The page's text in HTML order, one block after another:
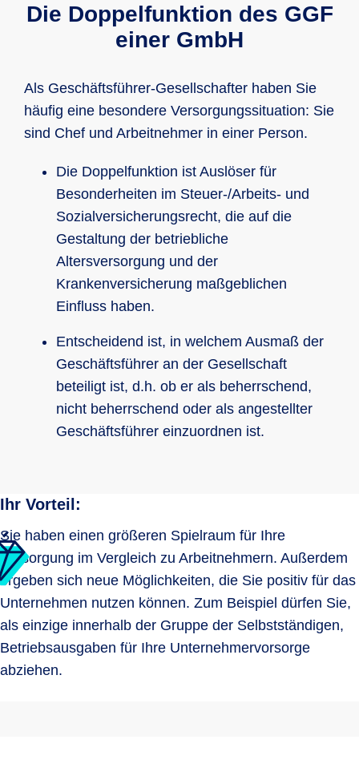
Die Doppelfunktion des GGF
einer GmbH
Als Geschäftsführer-Gesellschafter haben Sie
häufig eine besondere Versorgungssituation: Sie
sind Chef und Arbeitnehmer in einer Person.
Die Doppelfunktion ist Auslöser für
Besonderheiten im Steuer-/Arbeits- und
Sozialversicherungsrecht, die auf die
Gestaltung der betriebliche
Altersversorgung und der
Krankenversicherung maßgeblichen
Einfluss haben.
Entscheidend ist, in welchem Ausmaß der
Geschäftsführer an der Gesellschaft
beteiligt ist, d.h. ob er als beherrschend,
nicht beherrschend oder als angestellter
Geschäftsführer einzuordnen ist.
Ihr Vorteil:
Sie haben einen größeren Spielraum für Ihre
Versorgung im Vergleich zu Arbeitnehmern. Außerdem
ergeben sich neue Möglichkeiten, die Sie positiv für das
Unternehmen nutzen können. Zum Beispiel dürfen Sie,
als einzige innerhalb der Gruppe der Selbstständigen,
Betriebsausgaben für Ihre Unternehmervorsorge
abziehen.